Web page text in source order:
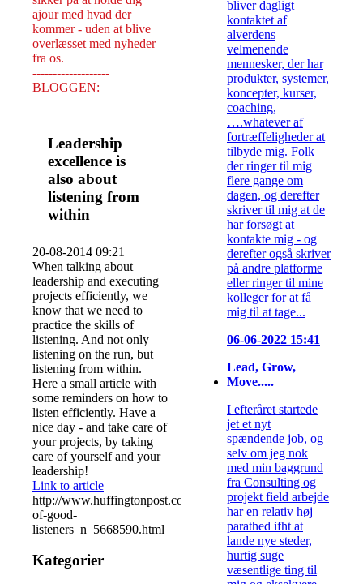
ajour med hvad der
kommer - uden at blive
overlæsset med nyheder
fra os.
-------------------
BLOGGEN:
Leadership
excellence is
also about
listening from
within
20-08-2014 09:21
When talking about
leadership and executing
projects efficiently, we
know that we need to
practice the skills of
listening. And not only
listening on the run, but
listening from within.
Here a small article with
some reminders on how to
listen efficiently. Have a
nice day - and take care of
your projects, by taking
care of yourself and your
leadership!
Link to article
http://www.huffingtonpost.com/2014/08/14/habits-
of-good-
listeners_n_5668590.html
Kategorier
bliver dagligt
kontaktet af
alverdens
velmenende
mennesker, der har
produkter, systemer,
koncepter, kurser,
coaching,
….whatever af
fortræffeligheder at
tilbyde mig. Folk
der ringer til mig
flere gange om
dagen, og derefter
skriver til mig at de
har forsøgt at
kontakte mig - og
derefter også skriver
på andre platforme
eller ringer til mine
kolleger for at få
mig til at tage...
06-06-2022 15:41
Lead, Grow,
Move.....
I efteråret startede
jet et nyt
spændende job, og
selv om jeg nok
med min baggrund
fra Consulting og
projekt field arbejde
har en relativ høj
parathed ifht at
lande nye steder,
hurtig suge
væsentlige ting til